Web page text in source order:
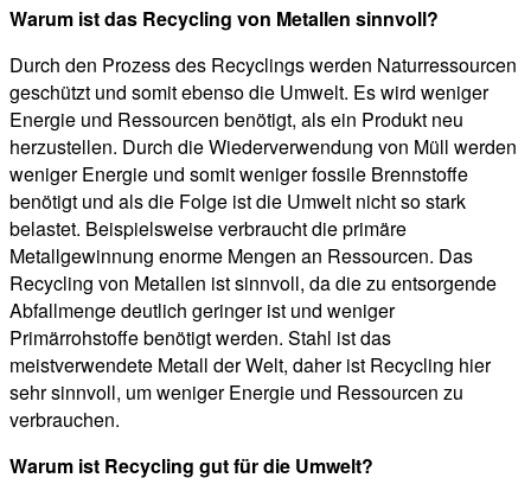
Warum ist das Recycling von Metallen sinnvoll?
Durch den Prozess des Recyclings werden Naturressourcen
geschützt und somit ebenso die Umwelt. Es wird weniger
Energie und Ressourcen benötigt, als ein Produkt neu
herzustellen. Durch die Wiederverwendung von Müll werden
weniger Energie und somit weniger fossile Brennstoffe
benötigt und als die Folge ist die Umwelt nicht so stark
belastet. Beispielsweise verbraucht die primäre
Metallgewinnung enorme Mengen an Ressourcen. Das
Recycling von Metallen ist sinnvoll, da die zu entsorgende
Abfallmenge deutlich geringer ist und weniger
Primärrohstoffe benötigt werden. Stahl ist das
meistverwendete Metall der Welt, daher ist Recycling hier
sehr sinnvoll, um weniger Energie und Ressourcen zu
verbrauchen.
Warum ist Recycling gut für die Umwelt?